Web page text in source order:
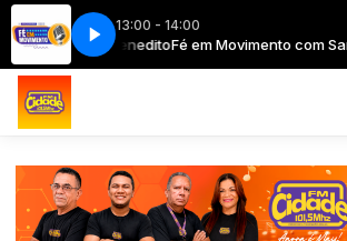
13:00 - 14:00
de São BeneditoFé em Movimento com